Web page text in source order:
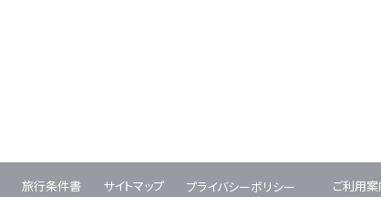
旅行条件書 サイトマップ プライバシーポリシー ご利用案